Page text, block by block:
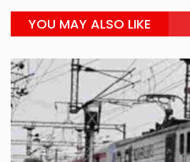
YOU MAY ALSO LIKE